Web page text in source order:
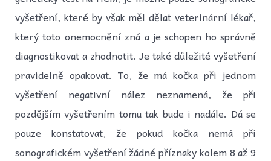
vyšetření, které by však měl dělat veterinární lékař,
který toto onemocnění zná a je schopen ho správně
diagnostikovat a zhodnotit. Je také důležité vyšetření
pravidelně opakovat. To, že má kočka při jednom
vyšetření negativní nález neznamená, že při
pozdějším vyšetřením tomu tak bude i nadále. Dá se
pouze konstatovat, že pokud kočka nemá při
sonografickém vyšetření žádné příznaky kolem 8 až 9